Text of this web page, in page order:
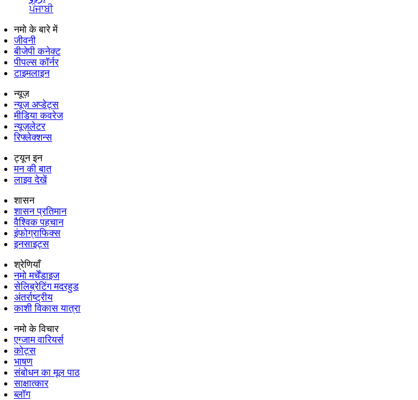
ਪੰਜਾਬੀ
नमो के बारे में
जीवनी
बीजेपी कनेक्ट
पीपल्स कॉर्नर
टाइमलाइन
न्यूज़
न्यूज़ अप्डेट्स
मीडिया कवरेज
न्यूज़लेटर
रिफ्लेक्शन्स
ट्यून इन
मन की बात
लाइव देखें
शासन
शासन प्रतिमान
वैश्विक पहचान
इंफोग्राफिक्स
इनसाइट्स
श्रेणियाँ
नमो मर्चेंडाइज
सेलिब्रेटिंग मदरहुड
अंतर्राष्‍ट्रीय
काशी विकास यात्रा
नमो के विचार
एग्जाम वारियर्स
कोट्स
भाषण
संबोधन का मूल पाठ
साक्षात्कार
ब्लॉग